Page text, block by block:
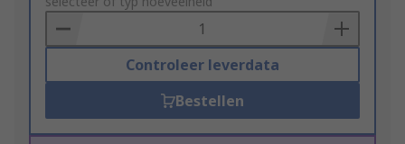
Basket
Controleer leverdata
Bestellen